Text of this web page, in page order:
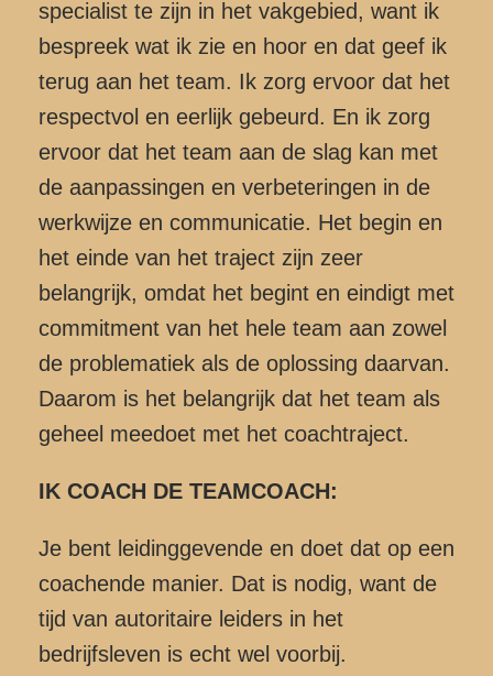
specialist te zijn in het vakgebied, want ik
bespreek wat ik zie en hoor en dat geef ik
terug aan het team. Ik zorg ervoor dat het
respectvol en eerlijk gebeurd. En ik zorg
ervoor dat het team aan de slag kan met
de aanpassingen en verbeteringen in de
werkwijze en communicatie. Het begin en
het einde van het traject zijn zeer
belangrijk, omdat het begint en eindigt met
commitment van het hele team aan zowel
de problematiek als de oplossing daarvan.
Daarom is het belangrijk dat het team als
geheel meedoet met het coachtraject.
IK COACH DE TEAMCOACH:
Je bent leidinggevende en doet dat op een
coachende manier. Dat is nodig, want de
tijd van autoritaire leiders in het
bedrijfsleven is echt wel voorbij.